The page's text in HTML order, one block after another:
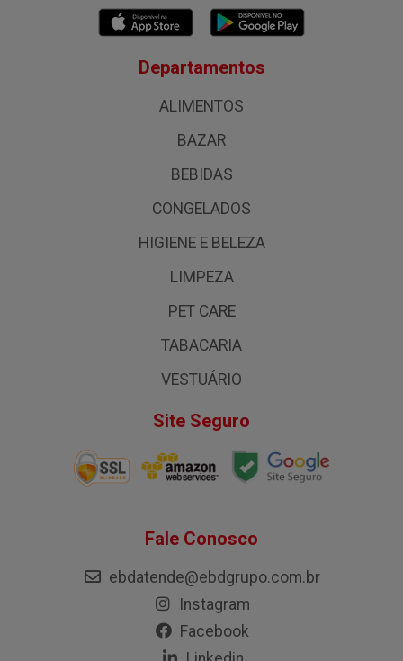
Departamentos
ALIMENTOS
BAZAR
BEBIDAS
CONGELADOS
HIGIENE E BELEZA
LIMPEZA
PET CARE
TABACARIA
VESTUÁRIO
Site Seguro
Fale Conosco
ebdatende@ebdgrupo.com.br
Instagram
Facebook